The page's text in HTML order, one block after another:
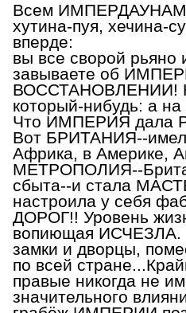
Всем ИМПЕРДАУНАМ
хутина-пуя, хечина-
вперде:
вы все сворой рьяно
завываете об
ВОССТАНОВЛЕНИИ!
который-нибудь: а
Что ИМПЕРИЯ дала
Вот БРИТАНИЯ--
Африка, в Америке,
МЕТРОПОЛИЯ--
сбыта--и стала
настроила у себя
ДОРОГ!! Уровень
вопиющая ИСЧЕЗЛА.
замки и дворцы,
по всей
правые никогда не
значительного